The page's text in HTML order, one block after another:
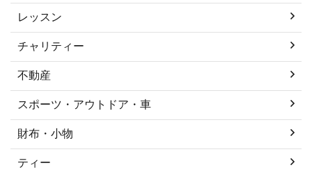
レッスン
チャリティー
不動産
スポーツ・アウトドア・車
財布・小物
ティー